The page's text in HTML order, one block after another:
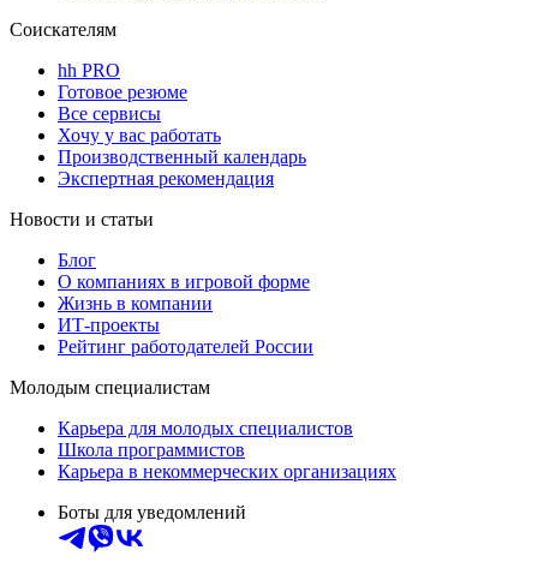
Соискателям
hh PRO
Готовое резюме
Все сервисы
Хочу у вас работать
Производственный календарь
Экспертная рекомендация
Новости и статьи
Блог
О компаниях в игровой форме
Жизнь в компании
ИТ-проекты
Рейтинг работодателей России
Молодым специалистам
Карьера для молодых специалистов
Школа программистов
Карьера в некоммерческих организациях
Боты для уведомлений